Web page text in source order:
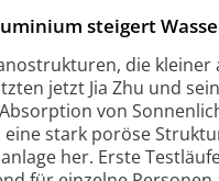
steigert
die
jetzt Jia Zhu und
von
eine stark poröse
her. Erste